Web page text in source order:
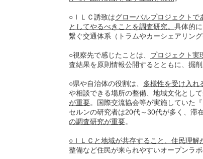
○ＩＬＣ誘致はグローバルプロジェクトで
としてやるべきことを調査研究。 具体的
繋ぐ交通体系（トラムやカーシェアリング
○視察先で感じたことは、 プロジェクト実
査結果を原則情報公開するとともに、掘
○県や自治体の役割は、 多様性を受け入れ
や相談できる場所の整備、地域文化とし
が重要。国際交流協会等が実施していた
セルンの研究者は20代～30代が多く、滞
の調査研究が重要。
○ＩＬＣと地域が共存すること、住民理解
整備など住民が来られやすいオープンラ